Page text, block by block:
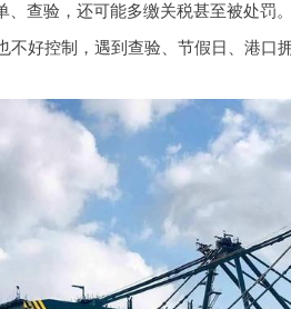
查验，还可能多缴关税甚至被处罚
好控制，遇到查验、节假日、港口